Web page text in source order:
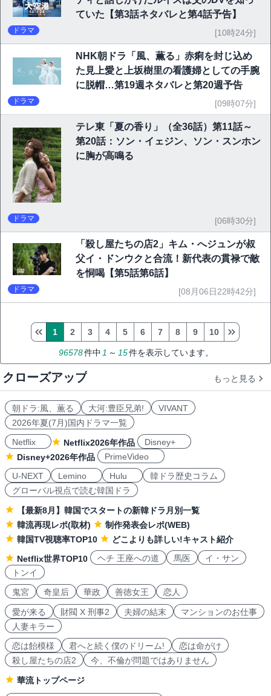
ていた【第3話ネタバレと第4話予告】
ドラマ [10時24分]
NHK朝ドラ「風、薫る」赤痢を封じ込め
た見上愛と上坂樹里の看護婦としての手腕
に脱帽…第19週ネタバレと第20週予告
ドラマ [09時07分]
テレ東「夏の香り」（全36話）第11話～
第20話：ソン・イェジン、ソン・スンホン
に胸が高鳴る
ドラマ [06時30分]
「殺し屋たちの店2」キム・へジュンが叔
父イ・ドンウクと合流！新代表の貫禄で敵
を恫喝【第5話第6話】
ドラマ [08月06日22時42分]
96578件中 1 ～ 15件を表示しています。
1 2 3 4 5 6 7 8 9 10
クローズアップ もっと見る
朝ドラ:風、薫る 大河:豊臣兄弟!
VIVANT
2026年夏(7月)国内ドラマ一覧
Netflix
Netflix2026年作品
Disney+
Disney+2026年作品
PrimeVideo
U-NEXT
Lemino Hulu
韓ドラ歴史コラム
グローバル視点で読む韓国ドラ
【最新8月】韓国でスタートの新韓ドラ月別一覧
韓流再現レポ(取材)
制作発表会レポ(WEB)
韓国TV視聴率TOP10
どこよりも詳しい!キャスト紹介
Netflix世界TOP10
ヘチ 王座への道 馬医
イ・サン
トンイ
鬼宮
奇皇后 華政 善徳女王 恋人
愛が来る 財閥 X 刑事2 夫婦の結末
マンションのお仕事
人妻キラー
恋は飴模様
君へと続く僕のドリーム!
恋は命がけ
殺し屋たちの店2
今、不倫が問題ではありません
華流トップページ